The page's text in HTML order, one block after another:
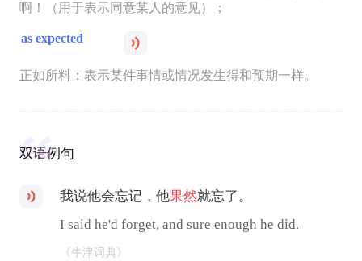
啊！（用于表示同意某人的意见）；
as expected
正如所料：表示某件事情或情况发生得和预期一样。
双语例句
我说他会忘记，他果然就忘了。
I said he'd forget, and sure enough he did.
《牛津词典》